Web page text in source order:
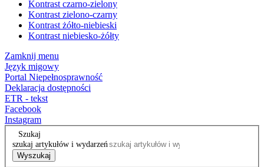
Kontrast czarno-zielony
Kontrast zielono-czarny
Kontrast żółto-niebieski
Kontrast niebiesko-żółty
Zamknij menu
Język migowy
Portal Niepełnosprawność
Deklaracja dostępności
ETR - tekst
Facebook
Instagram
Szukaj
szukaj artykułów i wydarzeń
Wyszukaj